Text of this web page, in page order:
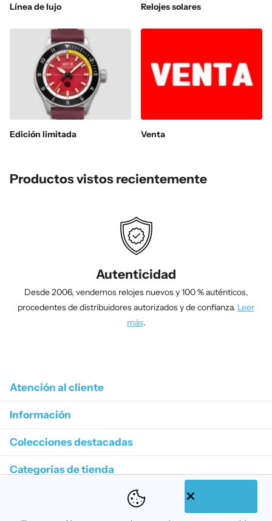
Línea de lujo Relojes solares
Edición limitada Venta
Productos vistos recientemente
Autenticidad
Desde 2006, vendemos relojes nuevos y 100 % auténticos,
procedentes de distribuidores autorizados y de confianza. Leer
más.
Atención al cliente
Información
Colecciones destacadas
Categorías de tienda
Suscríbase a nuestros correos electrónicos